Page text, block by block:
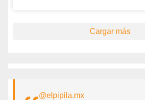
Cargar más
@elpipila.mx